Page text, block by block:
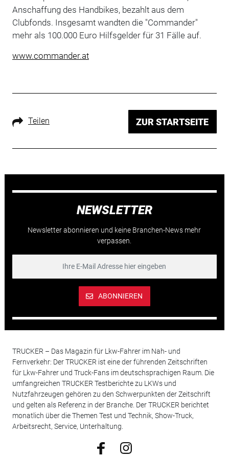
Anschaffung des Handbikes, bezahlt aus dem
Clubfonds. Insgesamt wandten die "Commander"
mehr als 100.000 Euro Hilfsgelder für 31 Fälle auf.
www.commander.at
Teilen ZUR STARTSEITE
NEWSLETTER
Newsletter abonnieren und keine Branchen-News mehr
verpassen.
ABONNIEREN
TRUCKER – Das Magazin für Lkw-Fahrer im Nah- und
Fernverkehr: Der TRUCKER ist eine der führenden Zeitschriften
für Lkw-Fahrer und Truck-Fans im deutschsprachigen Raum. Die
umfangreichen TRUCKER Testberichte zu LKWs und
Nutzfahrzeugen gehören zu den Schwerpunkten der Zeitschrift
und gelten als Referenz in der Branche. Der TRUCKER berichtet
monatlich über die Themen Test und Technik, Show-Truck,
Arbeitsrecht, Service, Unterhaltung.